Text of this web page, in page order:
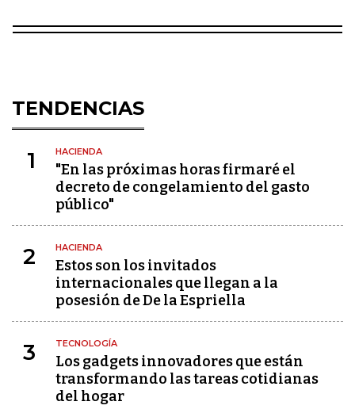
TENDENCIAS
1 HACIENDA
"En las próximas horas firmaré el
decreto de congelamiento del gasto
público"
2 HACIENDA
Estos son los invitados
internacionales que llegan a la
posesión de De la Espriella
3 TECNOLOGÍA
Los gadgets innovadores que están
transformando las tareas cotidianas
del hogar